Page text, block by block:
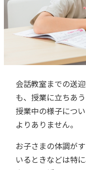
会話教室までの送
も、授業に立ちあ
授業中の様子につ
よりありません。
お子さまの体調が
いるときなどは特